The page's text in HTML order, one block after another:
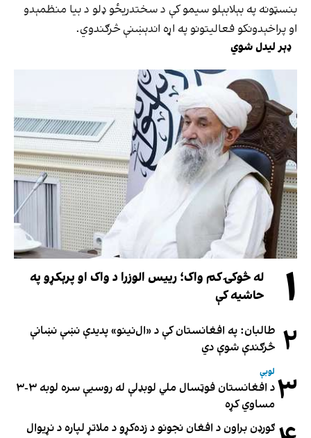
بنسټونه په بېلابېلو سیمو کې د سختدریځو ډلو د بیا منظمېدو
او پراخېدونکو فعالیتونو په اړه اندېښنې څرګندوي.
ډېر لیدل شوي
۱
له څوکۍ کم واک؛ رییس الوزرا د واک او پرېکړو په
حاشیه کې
۲ طالبان: په افغانستان کې د «ال‌نینو» پدیدې نښې نښانې
څرګندې شوې دي
۳ لوبې
د افغانستان فوټسال ملي لوبډلې له روسیې سره لوبه ۳-۳
مساوي کړه
ګورډن براون د افغان نجونو د زده‌کړو د ملاتړ لپاره د نړیوال